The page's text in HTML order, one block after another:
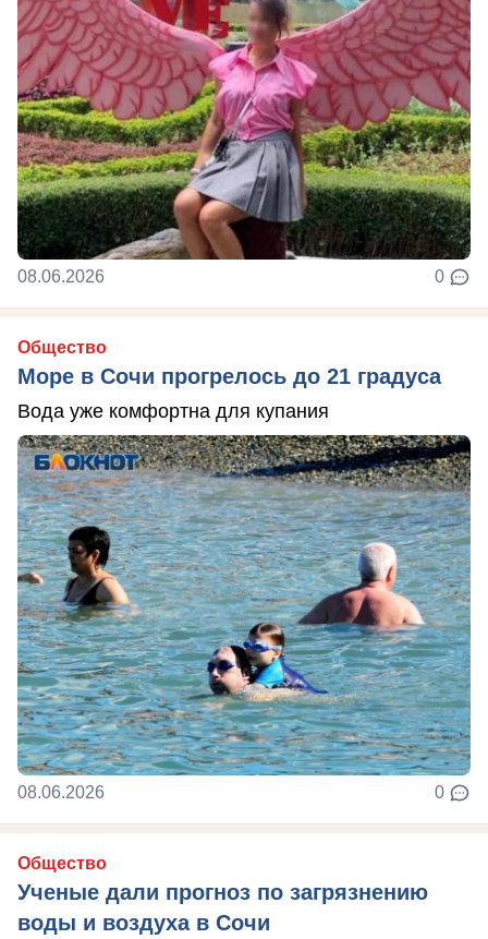
08.06.2026 0
Общество
Море в Сочи прогрелось до 21 градуса
Вода уже комфортна для купания
08.06.2026 0
Общество
Ученые дали прогноз по загрязнению
воды и воздуха в Сочи